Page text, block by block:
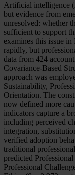
Artificial intelligence
but evidence from
unresolved: whether
sufficient to support
examines this issue
rapidly, but
data from 424
Covariance-Based
approach was
Sustainability,
Orientation. The
now defined more
indicators capture a
including perceived
integration,
verified adoption
traditional
predicted
Professional